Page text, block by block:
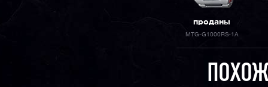
проданы
MTG-G1000RS-1A